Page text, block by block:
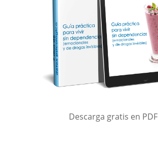
Descarga gratis en PDF